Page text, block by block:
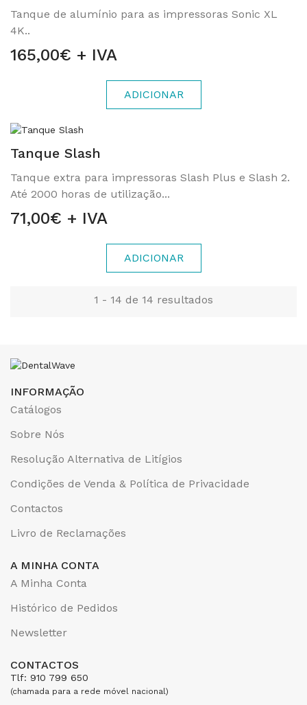
Tanque de alumínio para as impressoras Sonic XL
4K..
165,00€ + IVA
ADICIONAR
Tanque Slash
Tanque extra para impressoras Slash Plus e Slash 2.
Até 2000 horas de utilização...
71,00€ + IVA
ADICIONAR
1 - 14 de 14 resultados
INFORMAÇÃO
Catálogos
Sobre Nós
Resolução Alternativa de Litígios
Condições de Venda & Política de Privacidade
Contactos
Livro de Reclamações
A MINHA CONTA
A Minha Conta
Histórico de Pedidos
Newsletter
CONTACTOS
Tlf: 910 799 650
(chamada para a rede móvel nacional)